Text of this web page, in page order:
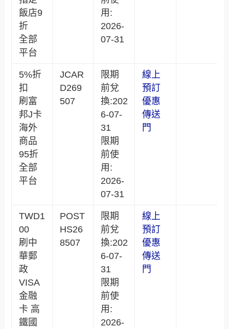
飯店9
折
全部
平台
用:
2026-
07-31
5%折
扣
刷富
邦J卡
海外
商品
95折
全部
平台
JCAR
D269
507
限期
前兌
換:202
6-07-
31
限期
前使
用:
2026-
07-31
線上
預訂
優惠
傳送
門
TWD1
00
刷中
華郵
政
VISA
金融
卡 高
鐵國
POST
HS26
8507
限期
前兌
換:202
6-07-
31
限期
前使
用:
2026-
線上
預訂
優惠
傳送
門